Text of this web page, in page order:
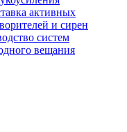
активных
и сирен
систем
вещания